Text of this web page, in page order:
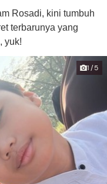
Rosadi, kini tumbuh
terbarunya yang
yuk!
1/5